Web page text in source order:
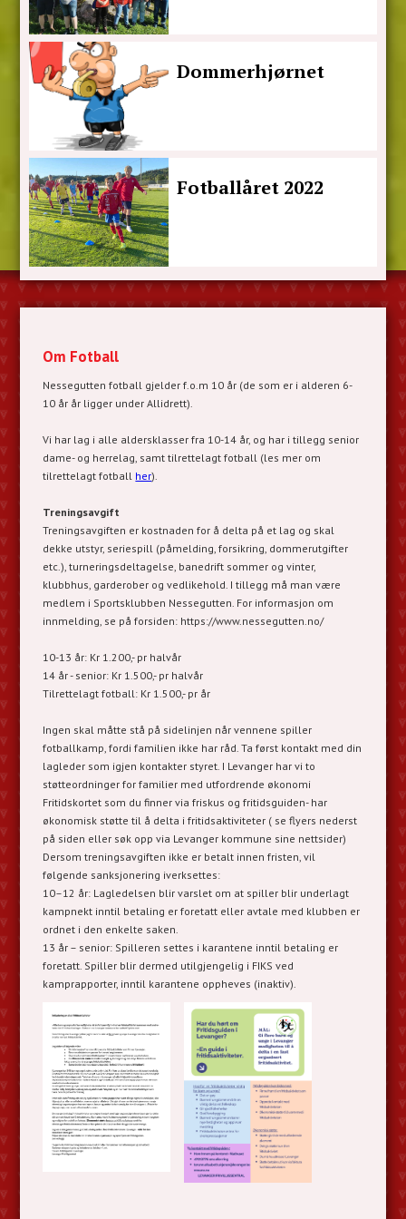
Dommerhjørnet
Fotballåret 2022
Om Fotball
Nessegutten fotball gjelder f.o.m 10 år (de som er i alderen 6-
10 år år ligger under Allidrett).
Vi har lag i alle aldersklasser fra 10-14 år, og har i tillegg senior
dame- og herrelag, samt tilrettelagt fotball (les mer om
tilrettelagt fotball her).
Treningsavgift
Treningsavgiften er kostnaden for å delta på et lag og skal
dekke utstyr, seriespill (påmelding, forsikring, dommerutgifter
etc.), turneringsdeltagelse, banedrift sommer og vinter,
klubbhus, garderober og vedlikehold. I tillegg må man være
medlem i Sportsklubben Nessegutten. For informasjon om
innmelding, se på forsiden: https://www.nessegutten.no/
10-13 år: Kr 1.200,- pr halvår
14 år - senior: Kr 1.500,- pr halvår
Tilrettelagt fotball: Kr 1.500,- pr år
Ingen skal måtte stå på sidelinjen når vennene spiller
fotballkamp, fordi familien ikke har råd. Ta først kontakt med din
lagleder som igjen kontakter styret. I Levanger har vi to
støtteordninger for familier med utfordrende økonomi
Fritidskortet som du finner via friskus og fritidsguiden- har
økonomisk støtte til å delta i fritidsaktiviteter ( se flyers nederst
på siden eller søk opp via Levanger kommune sine nettsider)
Dersom treningsavgiften ikke er betalt innen fristen, vil
følgende sanksjonering iverksettes:
10–12 år: Lagledelsen blir varslet om at spiller blir underlagt
kampnekt inntil betaling er foretatt eller avtale med klubben er
ordnet i den enkelte saken.
13 år – senior: Spilleren settes i karantene inntil betaling er
foretatt. Spiller blir dermed utilgjengelig i FIKS ved
kamprapporter, inntil karantene oppheves (inaktiv).